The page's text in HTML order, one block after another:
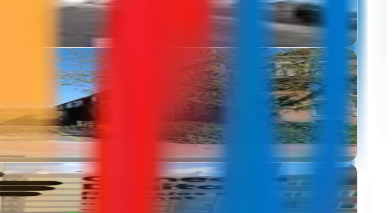
directa de Borja Barrado
tu negocio en internet